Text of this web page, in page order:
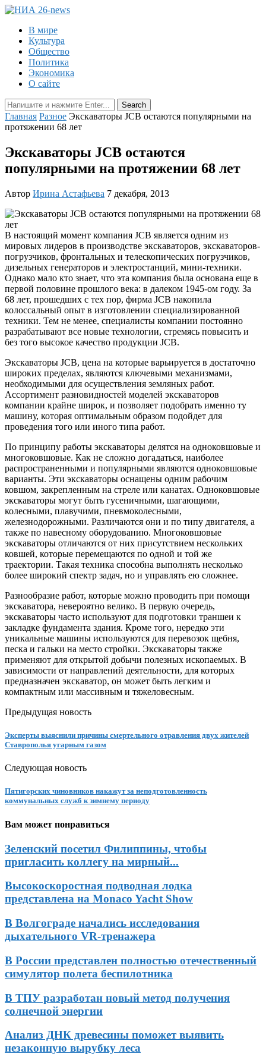
В мире
Культура
Общество
Политика
Экономика
О сайте
Главная Разное Экскаваторы JCB остаются популярными на
протяжении 68 лет
Экскаваторы JCB остаются
популярными на протяжении 68 лет
Автор Ирина Астафьева 7 декабря, 2013
В настоящий момент компания JCB является одним из
мировых лидеров в производстве экскаваторов, экскаваторов-
погрузчиков, фронтальных и телескопических погрузчиков,
дизельных генераторов и электростанций, мини-техники.
Однако мало кто знает, что эта компания была основана еще в
первой половине прошлого века: в далеком 1945-ом году. За
68 лет, прошедших с тех пор, фирма JCB накопила
колоссальный опыт в изготовлении специализированной
техники. Тем не менее, специалисты компании постоянно
разрабатывают все новые технологии, стремясь повысить и
без того высокое качество продукции JCB.
Экскаваторы JCB, цена на которые варьируется в достаточно
широких пределах, являются ключевыми механизмами,
необходимыми для осуществления земляных работ.
Ассортимент разновидностей моделей экскаваторов
компании крайне широк, и позволяет подобрать именно ту
машину, которая оптимальным образом подойдет для
проведения того или иного типа работ.
По принципу работы экскаваторы делятся на одноковшовые и
многоковшовые. Как не сложно догадаться, наиболее
распространенными и популярными являются одноковшовые
варианты. Эти экскаваторы оснащены одним рабочим
ковшом, закрепленным на стреле или канатах. Одноковшовые
экскаваторы могут быть гусеничными, шагающими,
колесными, плавучими, пневмоколесными,
железнодорожными. Различаются они и по типу двигателя, а
также по навесному оборудованию. Многоковшовые
экскаваторы отличаются от них присутствием нескольких
ковшей, которые перемещаются по одной и той же
траектории. Такая техника способна выполнять несколько
более широкий спектр задач, но и управлять ею сложнее.
Разнообразие работ, которые можно проводить при помощи
экскаватора, невероятно велико. В первую очередь,
экскаваторы часто используют для подготовки траншеи к
закладке фундамента здания. Кроме того, нередко эти
уникальные машины используются для перевозок щебня,
песка и гальки на место стройки. Экскаваторы также
применяют для открытой добычи полезных ископаемых. В
зависимости от направлений деятельности, для которых
предназначен экскаватор, он может быть легким и
компактным или массивным и тяжеловесным.
Предыдущая новость
Эксперты выяснили причины смертельного отравления двух жителей
Ставрополья угарным газом
Следующая новость
Пятигорских чиновников накажут за неподготовленность
коммунальных служб к зимнему периоду
Вам может понравиться
Зеленский посетил Филиппины, чтобы
пригласить коллегу на мирный...
Высокоскоростная подводная лодка
представлена на Monaco Yacht Show
В Волгограде начались исследования
дыхательного VR-тренажера
В России представлен полностью отечественный
симулятор полета беспилотника
В ТПУ разработан новый метод получения
солнечной энергии
Анализ ДНК древесины поможет выявить
незаконную вырубку леса